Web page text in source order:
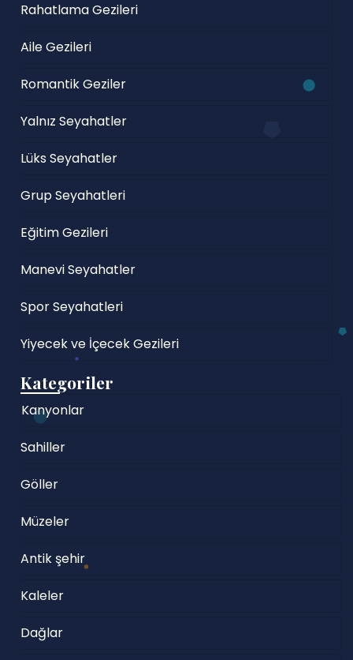
Rahatlama Gezileri
Aile Gezileri
Romantik Geziler
Yalnız Seyahatler
Lüks Seyahatler
Grup Seyahatleri
Eğitim Gezileri
Manevi Seyahatler
Spor Seyahatleri
Yiyecek ve İçecek Gezileri
Kategoriler
Kanyonlar
Sahiller
Göller
Müzeler
Antik şehir
Kaleler
Dağlar